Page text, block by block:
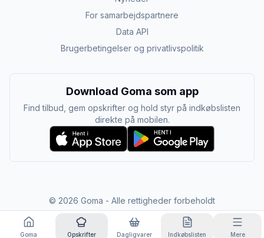
For samarbejdspartnere
Data API
Brugerbetingelser og privatlivspolitik
Download Goma som app
Find tilbud, gem opskrifter og hold styr på indkøbslisten
direkte på mobilen.
© 2026 Goma - Alle rettigheder forbeholdt
Goma Opskrifter Dagligvarer Indkøbslisten Mere